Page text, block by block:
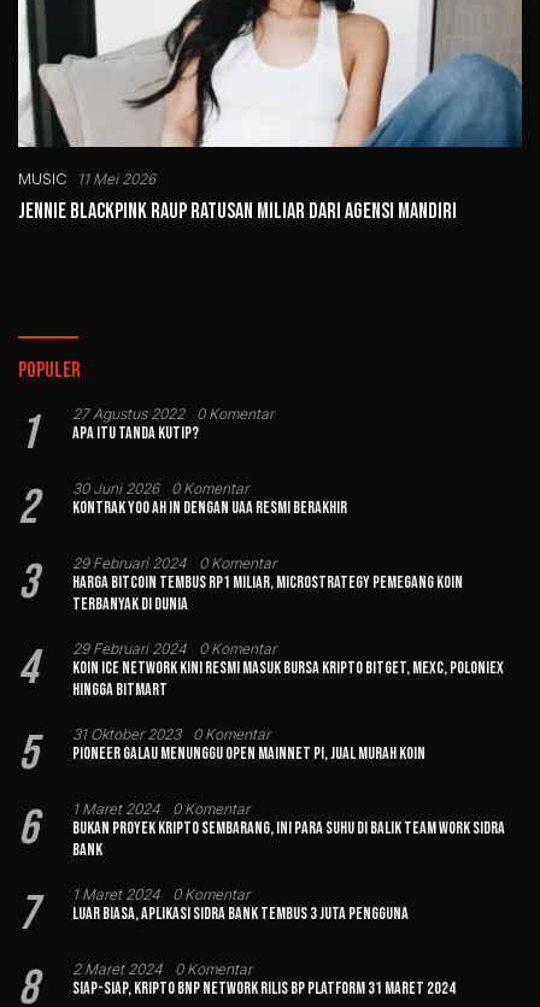
MUSIC 11 Mei 2026
Jennie BLACKPINK Raup Ratusan Miliar dari Agensi Mandiri
Populer
1 27 Agustus 2022 0 Komentar
Apa Itu Tanda Kutip?
2 30 Juni 2026 0 Komentar
Kontrak Yoo Ah In dengan UAA Resmi Berakhir
3 29 Februari 2024 0 Komentar
Harga Bitcoin Tembus Rp1 Miliar, MicroStrategy Pemegang Koin
Terbanyak di Dunia
4 29 Februari 2024 0 Komentar
Koin Ice Network Kini Resmi Masuk Bursa Kripto Bitget, MEXC, Poloniex
hingga BitMart
5 31 Oktober 2023 0 Komentar
Pioneer Galau Menunggu Open Mainnet Pi, Jual Murah Koin
6 1 Maret 2024 0 Komentar
Bukan Proyek Kripto Sembarang, Ini Para Suhu di Balik Team Work Sidra
Bank
7 1 Maret 2024 0 Komentar
Luar Biasa, Aplikasi Sidra Bank Tembus 3 Juta Pengguna
8 2 Maret 2024 0 Komentar
Siap-siap, Kripto BNP Network Rilis BP Platform 31 Maret 2024